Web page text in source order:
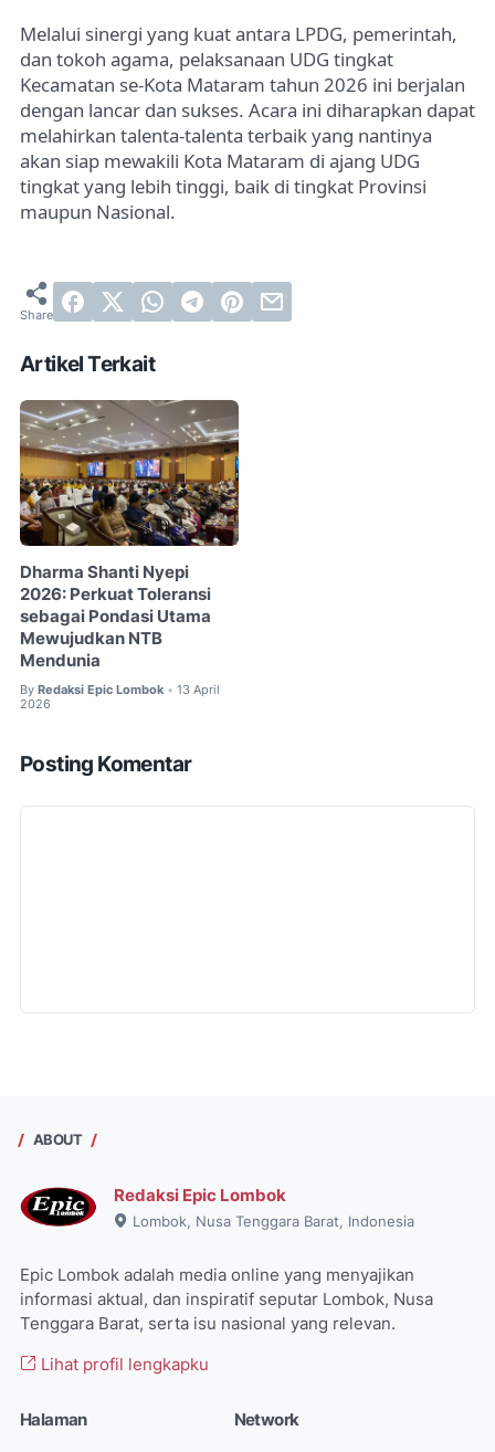
Melalui sinergi yang kuat antara LPDG, pemerintah,
dan tokoh agama, pelaksanaan UDG tingkat
Kecamatan se-Kota Mataram tahun 2026 ini berjalan
dengan lancar dan sukses. Acara ini diharapkan dapat
melahirkan talenta-talenta terbaik yang nantinya
akan siap mewakili Kota Mataram di ajang UDG
tingkat yang lebih tinggi, baik di tingkat Provinsi
maupun Nasional.
Artikel Terkait
Dharma Shanti Nyepi
2026: Perkuat Toleransi
sebagai Pondasi Utama
Mewujudkan NTB
Mendunia
By Redaksi Epic Lombok • 13 April
2026
Posting Komentar
ABOUT
Redaksi Epic Lombok
Lombok, Nusa Tenggara Barat, Indonesia
Epic Lombok adalah media online yang menyajikan
informasi aktual, dan inspiratif seputar Lombok, Nusa
Tenggara Barat, serta isu nasional yang relevan.
Lihat profil lengkapku
Halaman Network